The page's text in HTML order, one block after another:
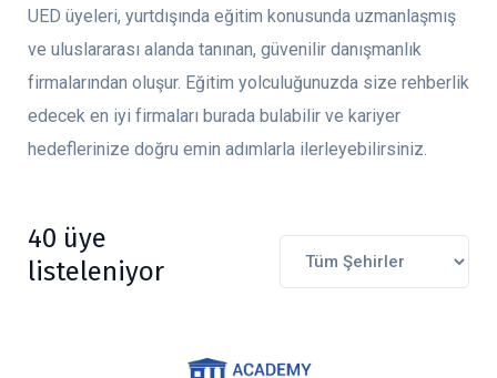
UED üyeleri, yurtdışında eğitim konusunda uzmanlaşmış
ve uluslararası alanda tanınan, güvenilir danışmanlık
firmalarından oluşur. Eğitim yolculuğunuzda size rehberlik
edecek en iyi firmaları burada bulabilir ve kariyer
hedeflerinize doğru emin adımlarla ilerleyebilirsiniz.
40 üye
listeleniyor